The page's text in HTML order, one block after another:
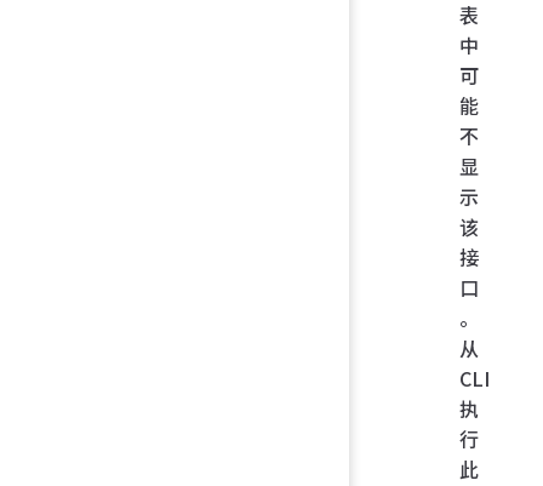
表
中
可
能
不
显
示
该
接
口
。
从
CLI
执
行
此